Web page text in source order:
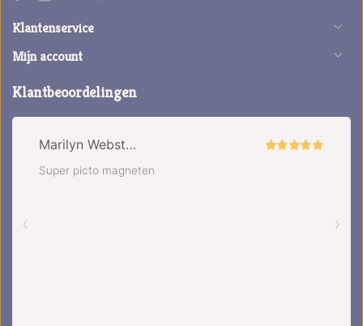
Klantenservice
Mijn account
Klantbeoordelingen